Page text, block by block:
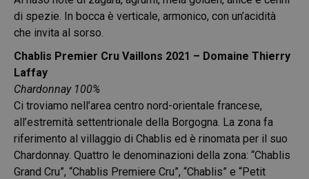
di spezie. In bocca è verticale, armonico, con un’acidità
che invita al sorso.
Chablis Premier Cru Vaillons 2021 – Domaine Thierry
Laffay
Chardonnay 100%
Ci troviamo nell’area centro nord-orientale francese,
all’estremità settentrionale della Borgogna. La zona fa
riferimento al villaggio di Chablis ed è rinomata per il suo
Chardonnay. Quattro le denominazioni della zona: “Chablis
Grand Cru”, “Chablis Premiere Cru”, “Chablis” e “Petit